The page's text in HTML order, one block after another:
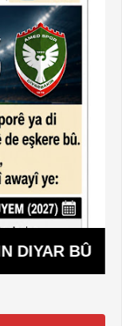
DIYAR BÛ